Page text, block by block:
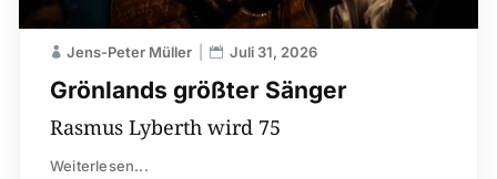
Grönlands größter Sänger
Jens-Peter Müller Juli 31, 2026
Rasmus Lyberth wird 75
Weiterlesen...